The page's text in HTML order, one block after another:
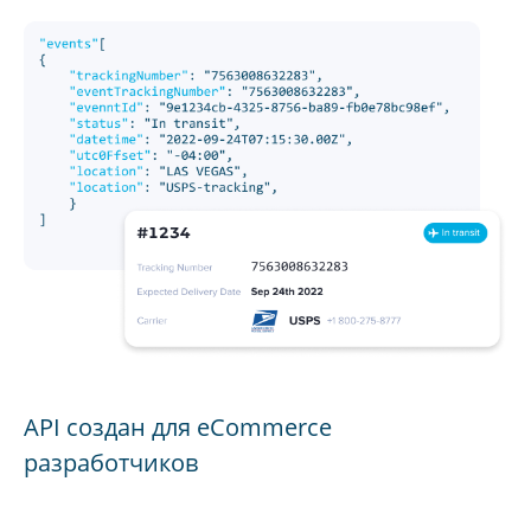
API создан для eCommerce
разработчиков